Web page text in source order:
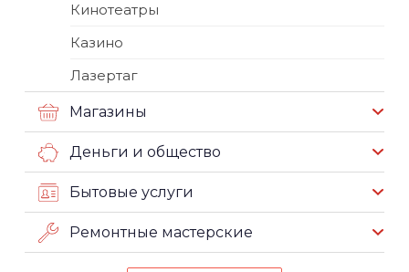
Кинотеатры
Казино
Лазертаг
Магазины
Деньги и общество
Бытовые услуги
Ремонтные мастерские